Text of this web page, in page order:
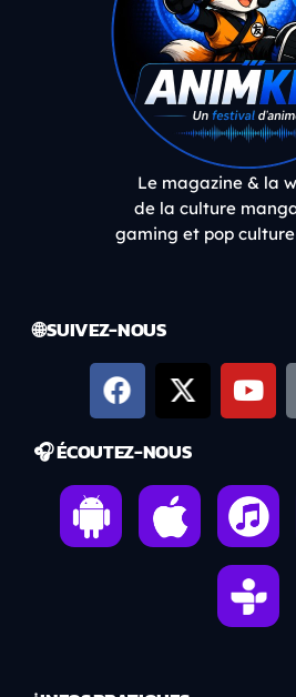
Le magazine & la
de la culture
gaming et pop
🌐 SUIVEZ-NOUS
🎧 ÉCOUTEZ-NOUS